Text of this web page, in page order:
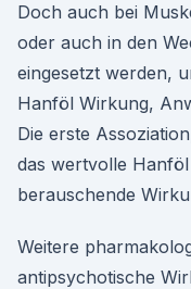
Doch auch bei
oder auch in den
eingesetzt werden,
Hanföl Wirkung,
Die erste
das wertvolle
berauschende
Weitere
antipsychotische